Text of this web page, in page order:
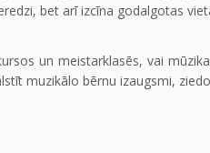
bet arī izcīna godalgotas
un meistarklasēs, vai
muzikālo bērnu izaugsmi,